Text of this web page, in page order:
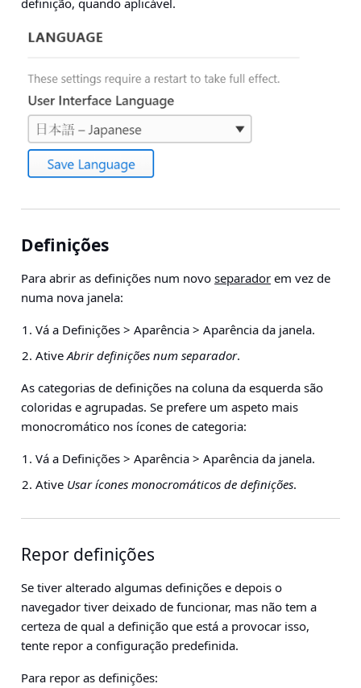
definição, quando aplicável.
Definições
Para abrir as definições num novo separador em vez de
numa nova janela:
Vá a Definições > Aparência > Aparência da janela.
AtiveAbrir definições num separador.
As categorias de definições na coluna da esquerda são
coloridas e agrupadas. Se prefere um aspeto mais
monocromático nos ícones de categoria:
Vá a Definições > Aparência > Aparência da janela.
Ative Usar ícones monocromáticos de definições.
Repor definições
Se tiver alterado algumas definições e depois o
navegador tiver deixado de funcionar, mas não tem a
certeza de qual a definição que está a provocar isso,
tente repor a configuração predefinida.
Para repor as definições: